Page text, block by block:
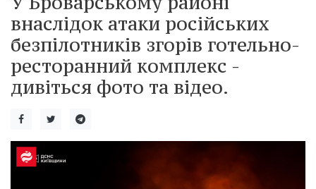
внаслідок атаки російських
безпілотників згорів готельно-
ресторанний комплекс -
дивіться фото та відео.